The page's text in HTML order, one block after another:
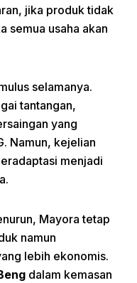
jika produk tidak
semua usaha akan
selamanya.
tantangan,
yang
Namun, kejelian
menjadi
Mayora tetap
namun
lebih ekonomis.
dalam kemasan